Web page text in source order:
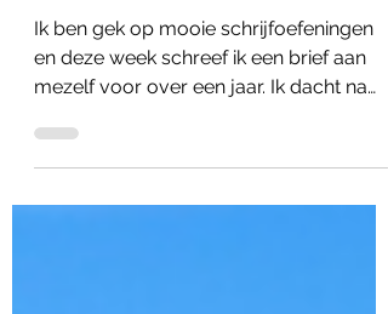
dit ook kunt doen
Ik ben gek op mooie schrijfoefeningen
en deze week schreef ik een brief aan
mezelf voor over een jaar. Ik dacht na